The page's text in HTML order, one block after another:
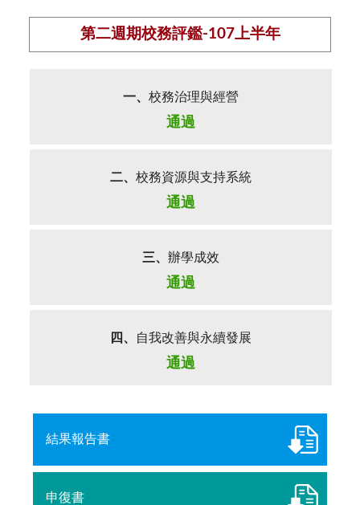
第二週期校務評鑑-107上半年
一、 校務治理與經營
通過
二、 校務資源與支持系統
通過
三、 辦學成效
通過
四、 自我改善與永續發展
通過
結果報告書
申復書